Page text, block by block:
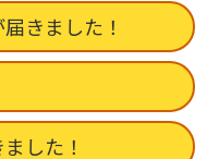
きました！
した！